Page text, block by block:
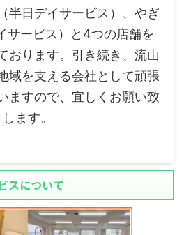
半日デイサービス）、やぎ
サービス）と4つの店舗を
おります。引き続き、流山
域を支える会社として頑張
ますので、宜しくお願い致
します。
スについて